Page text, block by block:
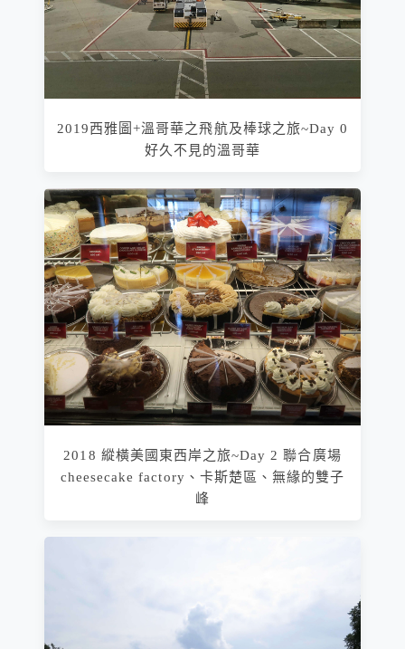
2019西雅圖+溫哥華之飛航及棒球之旅~Day 0
好久不見的溫哥華
2018 縱橫美國東西岸之旅~Day 2 聯合廣場
cheesecake factory、卡斯楚區、無緣的雙子
峰